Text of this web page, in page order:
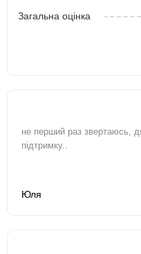
Загальна оцінка
не перший раз звертаюсь,
підтримку..
Юля